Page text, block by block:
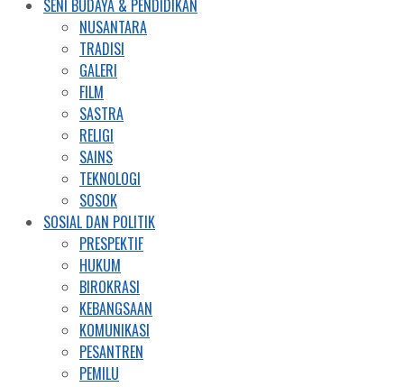
SENI BUDAYA & PENDIDIKAN
NUSANTARA
TRADISI
GALERI
FILM
SASTRA
RELIGI
SAINS
TEKNOLOGI
SOSOK
SOSIAL DAN POLITIK
PRESPEKTIF
HUKUM
BIROKRASI
KEBANGSAAN
KOMUNIKASI
PESANTREN
PEMILU